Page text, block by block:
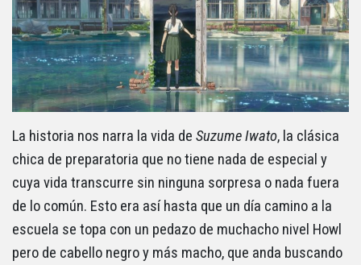
La historia nos narra la vida de Suzume Iwato, la clásica
chica de preparatoria que no tiene nada de especial y
cuya vida transcurre sin ninguna sorpresa o nada fuera
de lo común. Esto era así hasta que un día camino a la
escuela se topa con un pedazo de muchacho nivel Howl
pero de cabello negro y más macho, que anda buscando